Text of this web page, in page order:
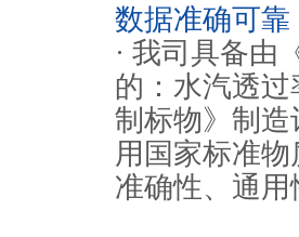
数据准确可靠
· 我司具备由
的：水汽透
制标物》制造
用国家标准
准确性、通